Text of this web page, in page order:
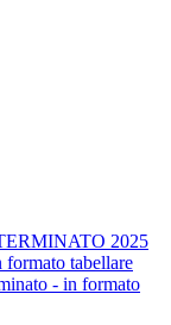
2025
formato tabellare
- in formato